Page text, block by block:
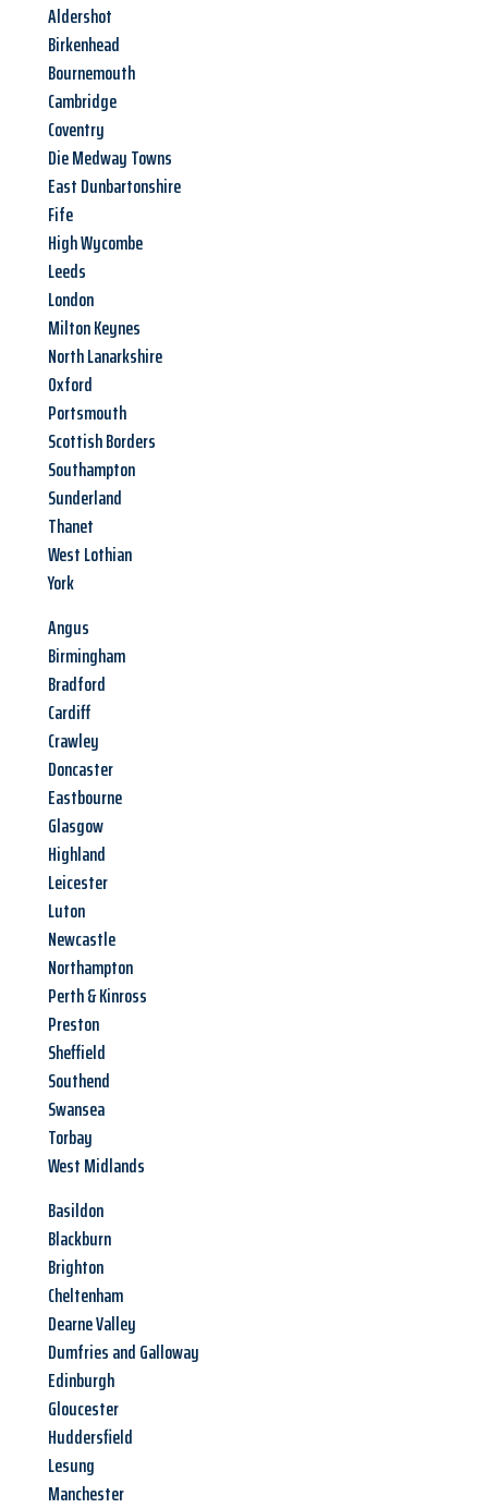
Aldershot
Birkenhead
Bournemouth
Cambridge
Coventry
Die Medway Towns
East Dunbartonshire
Fife
High Wycombe
Leeds
London
Milton Keynes
North Lanarkshire
Oxford
Portsmouth
Scottish Borders
Southampton
Sunderland
Thanet
West Lothian
York
Angus
Birmingham
Bradford
Cardiff
Crawley
Doncaster
Eastbourne
Glasgow
Highland
Leicester
Luton
Newcastle
Northampton
Perth & Kinross
Preston
Sheffield
Southend
Swansea
Torbay
West Midlands
Basildon
Blackburn
Brighton
Cheltenham
Dearne Valley
Dumfries and Galloway
Edinburgh
Gloucester
Huddersfield
Lesung
Manchester